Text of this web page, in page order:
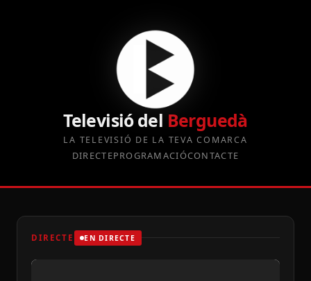
Televisió del Berguedà
LA TELEVISIÓ DE LA TEVA COMARCA
DIRECTEPROGRAMACIÓCONTACTE
DIRECTE EN DIRECTE